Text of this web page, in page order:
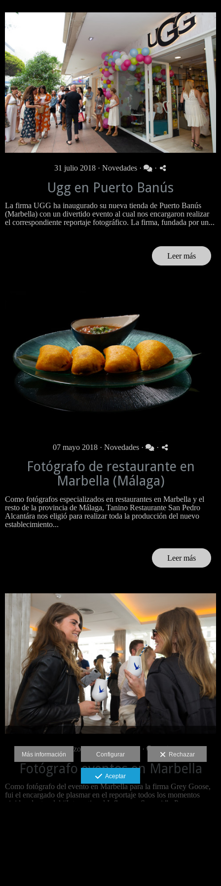
31 julio 2018 · Novedades · ·
Ugg en Puerto Banús
La firma UGG ha inaugurado su nueva tienda de Puerto Banús
(Marbella) con un divertido evento al cual nos encargaron realizar
el correspondiente reportaje fotográfico. La firma, fundada por un...
Leer más
07 mayo 2018 · Novedades· ·
Fotógrafo de restaurante en
Marbella (Málaga)
Como fotógrafos especializados en restaurantes en Marbella y el
resto de la provincia de Málaga, Tanino Restaurante San Pedro
Alcantára nos eligió para realizar toda la producción del nuevo
establecimiento...
Leer más
23 marzo 2018 ·Novedades· ·
Fotógrafo eventos en Marbella
Como fotógrafo del evento en Marbella para la firma Grey Goose,
fui el encargado de plasmar en el reportaje todos los momentos
vividos dentro del “International Influencer Summit” . Pocas...
Más información Configurar Rechazar
Aceptar